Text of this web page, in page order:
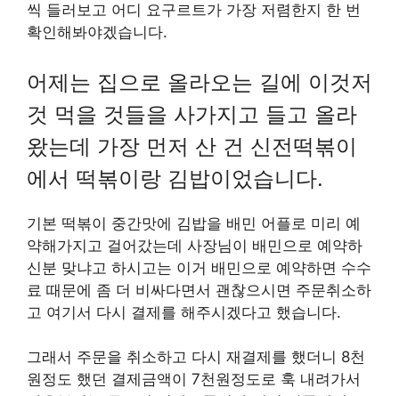
씩 들러보고 어디 요구르트가 가장 저렴한지 한 번
확인해봐야겠습니다.
어제는 집으로 올라오는 길에 이것저
것 먹을 것들을 사가지고 들고 올라
왔는데 가장 먼저 산 건 신전떡볶이
에서 떡볶이랑 김밥이었습니다.
기본 떡볶이 중간맛에 김밥을 배민 어플로 미리 예
약해가지고 걸어갔는데 사장님이 배민으로 예약하
신분 맞냐고 하시고는 이거 배민으로 예약하면 수수
료 때문에 좀 더 비싸다면서 괜찮으시면 주문취소하
고 여기서 다시 결제를 해주시겠다고 했습니다.
그래서 주문을 취소하고 다시 재결제를 했더니 8천
원정도 했던 결제금액이 7천원정도로 훅 내려가서